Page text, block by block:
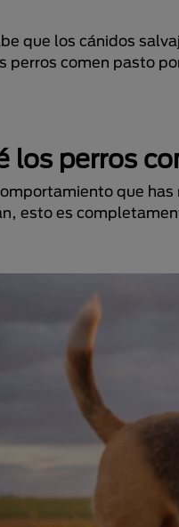
que los cánidos
perros comen pasto
los perros
que
esto es